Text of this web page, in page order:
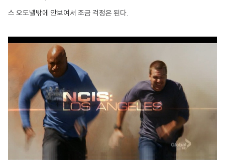
스 오도넬밖에 안보여서 조금 걱정은 된다.